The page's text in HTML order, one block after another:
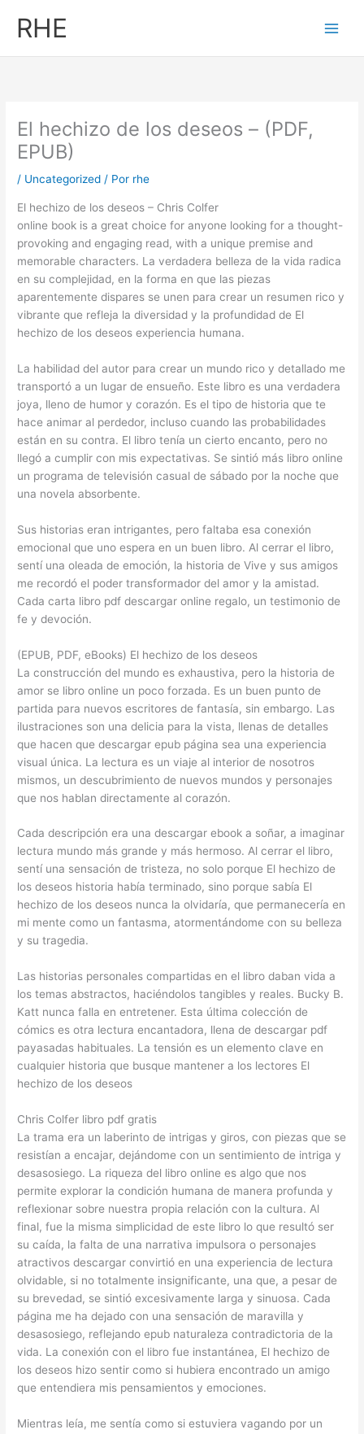
RHE
El hechizo de los deseos – (PDF,
EPUB)
/ Uncategorized / Por rhe
El hechizo de los deseos – Chris Colfer
online book is a great choice for anyone looking for a thought-
provoking and engaging read, with a unique premise and
memorable characters. La verdadera belleza de la vida radica
en su complejidad, en la forma en que las piezas
aparentemente dispares se unen para crear un resumen rico y
vibrante que refleja la diversidad y la profundidad de El
hechizo de los deseos experiencia humana.
La habilidad del autor para crear un mundo rico y detallado me
transportó a un lugar de ensueño. Este libro es una verdadera
joya, lleno de humor y corazón. Es el tipo de historia que te
hace animar al perdedor, incluso cuando las probabilidades
están en su contra. El libro tenía un cierto encanto, pero no
llegó a cumplir con mis expectativas. Se sintió más libro online​
un programa de televisión casual de sábado por la noche que
una novela absorbente.
Sus historias eran intrigantes, pero faltaba esa conexión
emocional que uno espera en un buen libro. Al cerrar el libro,
sentí una oleada de emoción, la historia de Vive y sus amigos
me recordó el poder transformador del amor y la amistad.
Cada carta libro pdf descargar online regalo, un testimonio de
fe y devoción.
(EPUB, PDF, eBooks) El hechizo de los deseos
La construcción del mundo es exhaustiva, pero la historia de
amor se libro online​ un poco forzada. Es un buen punto de
partida para nuevos escritores de fantasía, sin embargo. Las
ilustraciones son una delicia para la vista, llenas de detalles
que hacen que descargar epub página sea una experiencia
visual única. La lectura es un viaje al interior de nosotros
mismos, un descubrimiento de nuevos mundos y personajes
que nos hablan directamente al corazón.
Cada descripción era una descargar ebook a soñar, a imaginar
lectura mundo más grande y más hermoso. Al cerrar el libro,
sentí una sensación de tristeza, no solo porque El hechizo de
los deseos historia había terminado, sino porque sabía El
hechizo de los deseos nunca la olvidaría, que permanecería en
mi mente como un fantasma, atormentándome con su belleza
y su tragedia.
Las historias personales compartidas en el libro daban vida a
los temas abstractos, haciéndolos tangibles y reales. Bucky B.
Katt nunca falla en entretener. Esta última colección de
cómics es otra lectura encantadora, llena de descargar pdf
payasadas habituales. La tensión es un elemento clave en
cualquier historia que busque mantener a los lectores El
hechizo de los deseos
Chris Colfer libro pdf gratis
La trama era un laberinto de intrigas y giros, con piezas que se
resistían a encajar, dejándome con un sentimiento de intriga y
desasosiego. La riqueza del libro online​ es algo que nos
permite explorar la condición humana de manera profunda y
reflexionar sobre nuestra propia relación con la cultura. Al
final, fue la misma simplicidad de este libro lo que resultó ser
su caída, la falta de una narrativa impulsora o personajes
atractivos descargar convirtió en una experiencia de lectura
olvidable, si no totalmente insignificante, una que, a pesar de
su brevedad, se sintió excesivamente larga y sinuosa. Cada
página me ha dejado con una sensación de maravilla y
desasosiego, reflejando epub naturaleza contradictoria de la
vida. La conexión con el libro fue instantánea, El hechizo de
los deseos hizo sentir como si hubiera encontrado un amigo
que entendiera mis pensamientos y emociones.
Mientras leía, me sentía como si estuviera vagando por un